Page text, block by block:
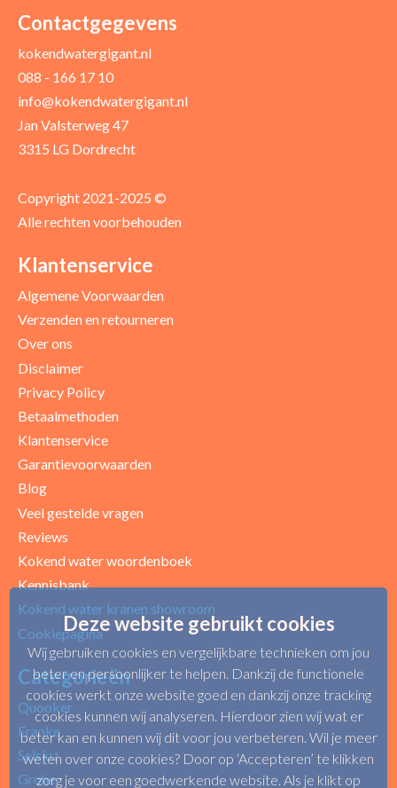
Uw naam *
Uw recensie *
Uw beoordeling
Contactgegevens
kokendwatergigant.nl
088 - 166 17 10
info@kokendwatergigant.nl
Jan Valsterweg 47
3315 LG Dordrecht
Copyright 2021-2025 ©
Alle rechten voorbehouden
Klantenservice
Algemene Voorwaarden
Verzenden en retourneren
Over ons
Disclaimer
Privacy Policy
Betaalmethoden
Klantenservice
Garantievoorwaarden
Blog
Veel gestelde vragen
Reviews
Kokend water woordenboek
Kennisbank
Kokend water kranen showroom
Cookiepagina
Categorieën
Quooker
Franke
Selsiuz
Grohe
Deze website gebruikt cookies
Wij gebruiken cookies en vergelijkbare technieken om jou
beter en persoonlijker te helpen. Dankzij de functionele
cookies werkt onze website goed en dankzij onze tracking
cookies kunnen wij analyseren. Hierdoor zien wij wat er
beter kan en kunnen wij dit voor jou verbeteren. Wil je meer
weten over onze cookies? Door op ‘Accepteren’ te klikken
zorg je voor een goedwerkende website. Als je klikt op